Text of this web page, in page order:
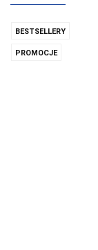
BESTSELLERY
PROMOCJE